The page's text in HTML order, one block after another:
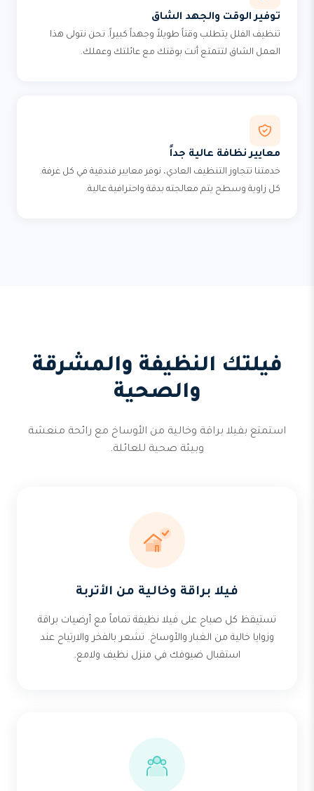
توفير الوقت والجهد الشاق
تنظيف الفلل يتطلب وقتاً طويلاً وجهداً كبيراً. نحن نتولى هذا
العمل الشاق لتتمتع أنت بوقتك مع عائلتك وعملك.
معايير نظافة عالية جداً
خدمتنا تتجاوز التنظيف العادي، نوفر معايير فندقية في كل غرفة.
كل زاوية وسطح يتم معالجته بدقة واحترافية عالية.
فيلتك النظيفة والمشرقة
والصحية
استمتع بفيلا براقة وخالية من الأوساخ مع رائحة منعشة
وبيئة صحية للعائلة.
فيلا براقة وخالية من الأتربة
تستيقظ كل صباح على فيلا نظيفة تماماً مع أرضيات براقة
وزوايا خالية من الغبار والأوساخ. تشعر بالفخر والارتياح عند
استقبال ضيوفك في منزل نظيف ولامع.